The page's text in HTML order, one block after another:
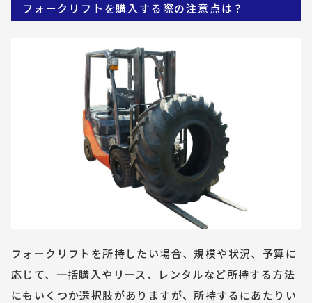
フォークリフトを購入する際の注意点は？
フォークリフトを所持したい場合、規模や状況、予算に
応じて、一括購入やリース、レンタルなど所持する方法
にもいくつか選択肢がありますが、所持するにあたりい